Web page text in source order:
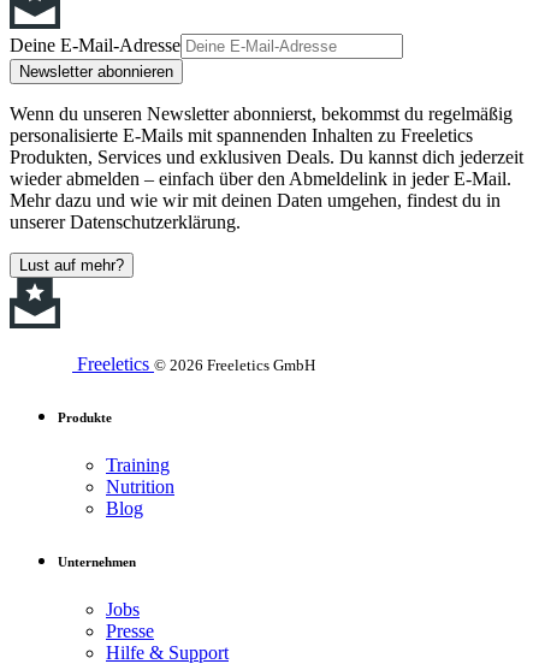
Deine E-Mail-Adresse
Newsletter abonnieren
Wenn du unseren Newsletter abonnierst, bekommst du regelmäßig
personalisierte E-Mails mit spannenden Inhalten zu Freeletics
Produkten, Services und exklusiven Deals. Du kannst dich jederzeit
wieder abmelden – einfach über den Abmeldelink in jeder E-Mail.
Mehr dazu und wie wir mit deinen Daten umgehen, findest du in
unserer Datenschutzerklärung.
Lust auf mehr?
Freeletics © 2026 Freeletics GmbH
Produkte
Training
Nutrition
Blog
Unternehmen
Jobs
Presse
Hilfe & Support